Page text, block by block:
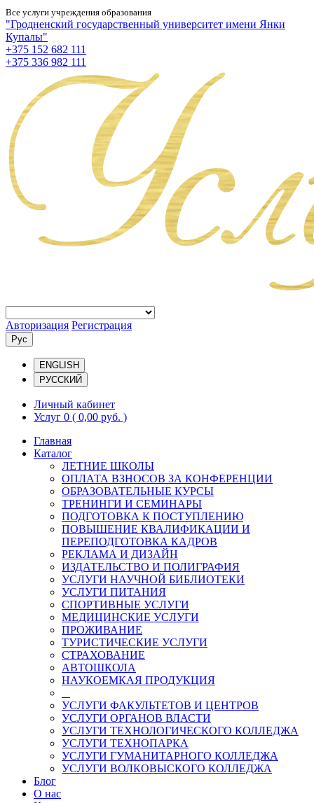
Все услуги учреждения образования
"Гродненский государственный университет имени Янки
Купалы"
+375 152 682 111
+375 336 982 111
Авторизация Регистрация
Рус
ENGLISH
РУССКИЙ
Личный кабинет
Услуг 0 ( 0,00 руб. )
Главная
Каталог
ЛЕТНИЕ ШКОЛЫ
ОПЛАТА ВЗНОСОВ ЗА КОНФЕРЕНЦИИ
ОБРАЗОВАТЕЛЬНЫЕ КУРСЫ
ТРЕНИНГИ И СЕМИНАРЫ
ПОДГОТОВКА К ПОСТУПЛЕНИЮ
ПОВЫШЕНИЕ КВАЛИФИКАЦИИ И
ПЕРЕПОДГОТОВКА КАДРОВ
РЕКЛАМА И ДИЗАЙН
ИЗДАТЕЛЬСТВО И ПОЛИГРАФИЯ
УСЛУГИ НАУЧНОЙ БИБЛИОТЕКИ
УСЛУГИ ПИТАНИЯ
СПОРТИВНЫЕ УСЛУГИ
МЕДИЦИНСКИЕ УСЛУГИ
ПРОЖИВАНИЕ
ТУРИСТИЧЕСКИЕ УСЛУГИ
СТРАХОВАНИЕ
АВТОШКОЛА
НАУКОЕМКАЯ ПРОДУКЦИЯ
УСЛУГИ ФАКУЛЬТЕТОВ И ЦЕНТРОВ
УСЛУГИ ОРГАНОВ ВЛАСТИ
УСЛУГИ ТЕХНОЛОГИЧЕСКОГО КОЛЛЕДЖА
УСЛУГИ ТЕХНОПАРКА
УСЛУГИ ГУМАНИТАРНОГО КОЛЛЕДЖА
УСЛУГИ ВОЛКОВЫСКОГО КОЛЛЕДЖА
Блог
О нас